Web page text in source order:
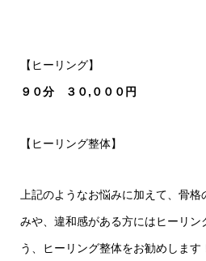
【ヒーリング】
９０分 ３０,０００円
【ヒーリング整体】
上記のようなお悩みに加えて、骨
みや、違和感がある方にはヒーリン
う、ヒーリング整体をお勧めします